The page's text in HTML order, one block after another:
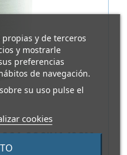
y de terceros
y mostrarle
preferencias
de navegación.
su uso pulse el
cookies
COCINA 18CM